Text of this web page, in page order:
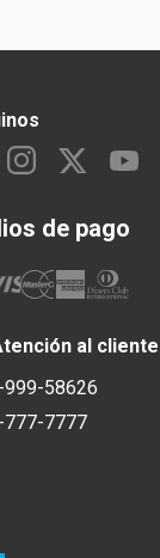
de pago
al cliente
58626
777-7777